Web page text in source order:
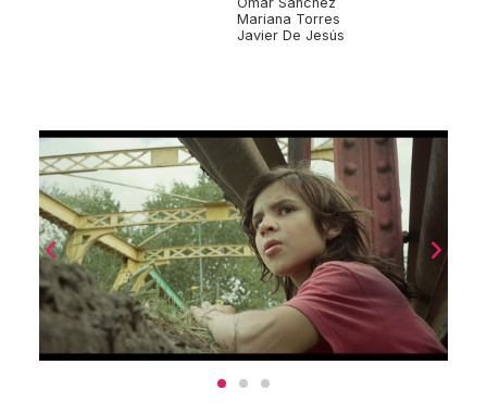
Mariana Torres
Javier De Jesús